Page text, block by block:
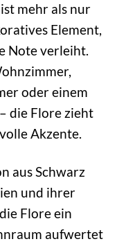
mehr als nur
Element,
Note verleiht.
oder einem
die Flore zieht
Akzente.
aus Schwarz
und ihrer
Flore ein
aufwertet